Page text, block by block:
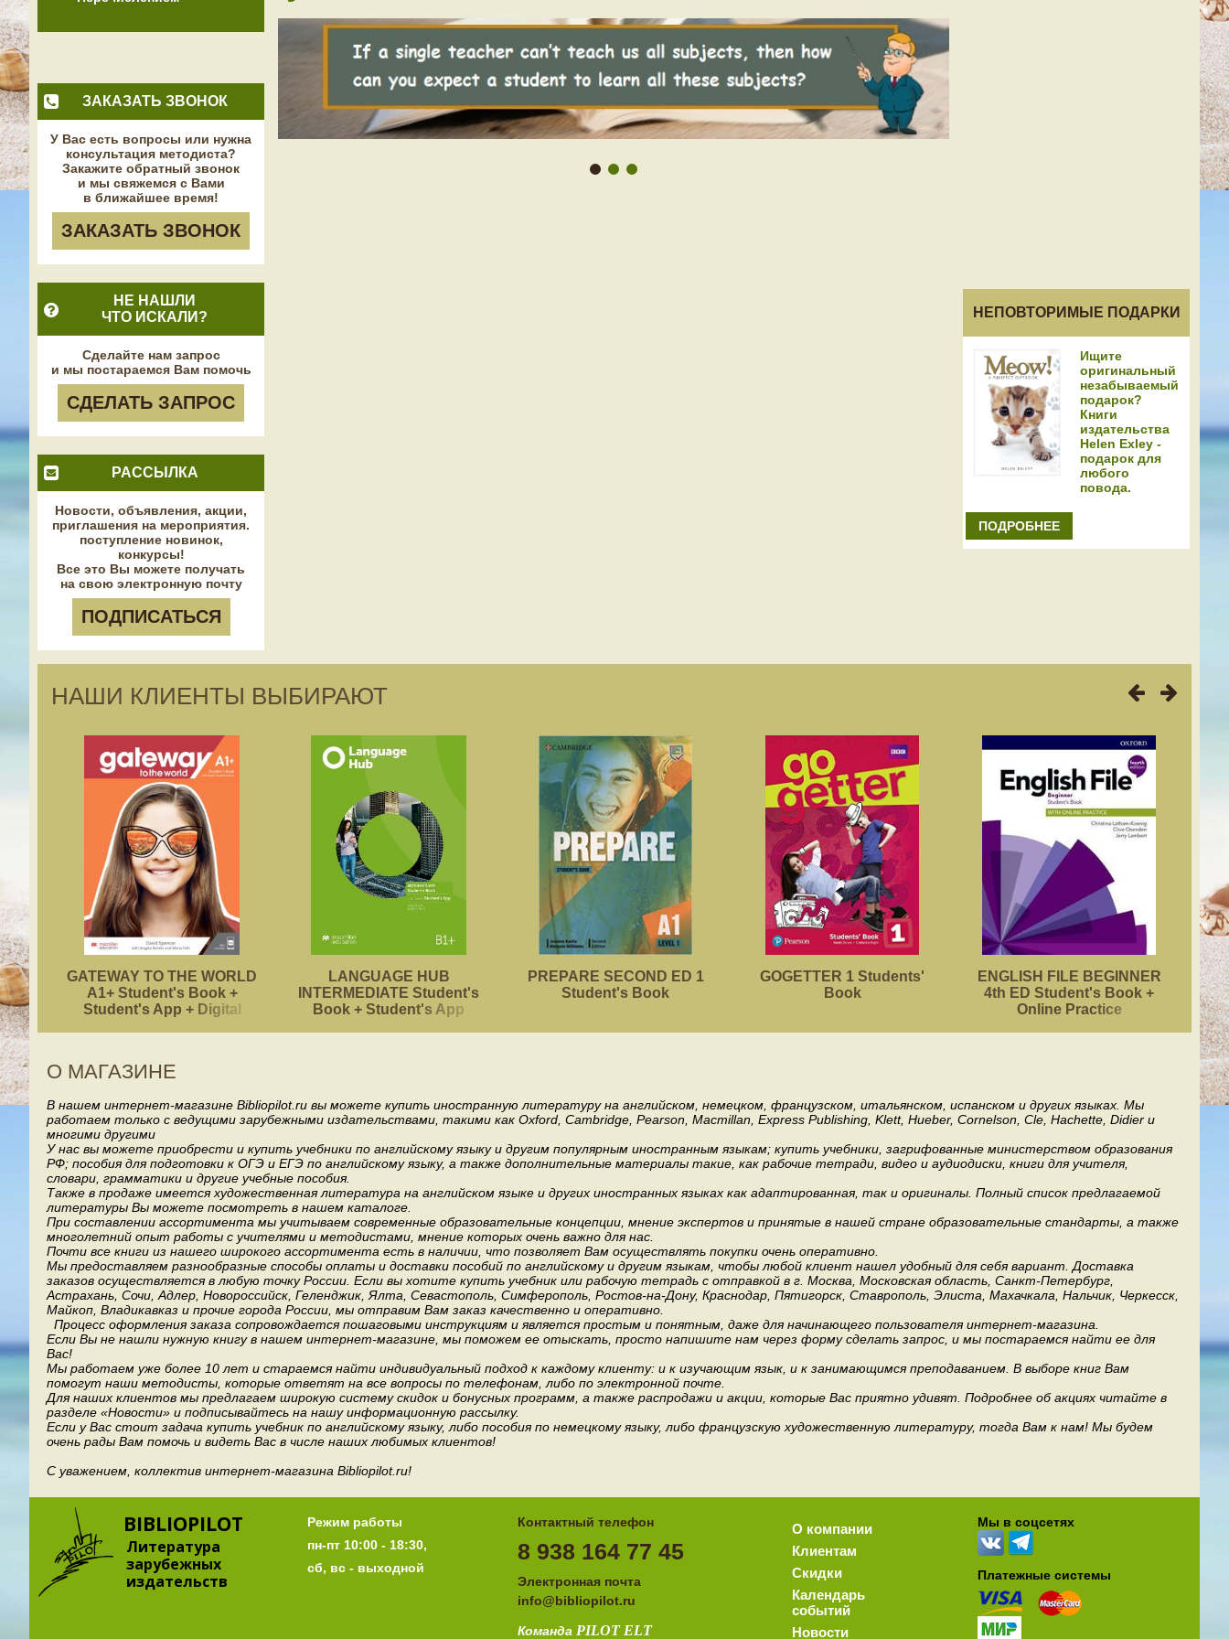
ЗАКАЗАТЬ ЗВОНОК
У Вас есть вопросы или нужна
консультация методиста?
Закажите обратный звонок
и мы свяжемся с Вами
в ближайшее время!
ЗАКАЗАТЬ ЗВОНОК
НЕ НАШЛИ
ЧТО ИСКАЛИ?
Сделайте нам запрос
и мы постараемся Вам помочь
СДЕЛАТЬ ЗАПРОС
РАССЫЛКА
Новости, объявления, акции,
приглашения на мероприятия.
поступление новинок,
конкурсы!
Все это Вы можете получать
на свою электронную почту
ПОДПИСАТЬСЯ
НЕПОВТОРИМЫЕ ПОДАРКИ
Ищите
оригинальный
незабываемый
подарок?
Книги
издательства
Helen Exley -
подарок для
любого
повода.
ПОДРОБНЕЕ
НАШИ КЛИЕНТЫ ВЫБИРАЮТ
GATEWAY TO THE WORLD
A1+ Student's Book +
Student's App + Digital
LANGUAGE HUB
INTERMEDIATE Student's
Book + Student's App
PREPARE SECOND ED 1
Student's Book
GOGETTER 1 Students'
Book
ENGLISH FILE BEGINNER
4th ED Student's Book +
Online Practice
О МАГАЗИНЕ
В нашем интернет-магазине Bibliopilot.ru вы можете купить иностранную литературу на английском, немецком, французском, итальянском, испанском и других языках. Мы
работаем только с ведущими зарубежными издательствами, такими как Oxford, Cambridge, Pearson, Macmillan, Express Publishing, Klett, Hueber, Cornelson, Cle, Hachette, Didier и
многими другими
У нас вы можете приобрести и купить учебники по английскому языку и другим популярным иностранным языкам; купить учебники, загрифованные министерством образования
РФ; пособия для подготовки к ОГЭ и ЕГЭ по английскому языку, а также дополнительные материалы такие, как рабочие тетради, видео и аудиодиски, книги для учителя,
словари, грамматики и другие учебные пособия.
Также в продаже имеется художественная литература на английском языке и других иностранных языках как адаптированная, так и оригиналы. Полный список предлагаемой
литературы Вы можете посмотреть в нашем каталоге.
При составлении ассортимента мы учитываем современные образовательные концепции, мнение экспертов и принятые в нашей стране образовательные стандарты, а также
многолетний опыт работы с учителями и методистами, мнение которых очень важно для нас.
Почти все книги из нашего широкого ассортимента есть в наличии, что позволяет Вам осуществлять покупки очень оперативно.
Мы предоставляем разнообразные способы оплаты и доставки пособий по английскому и другим языкам, чтобы любой клиент нашел удобный для себя вариант. Доставка
заказов осуществляется в любую точку России. Если вы хотите купить учебник или рабочую тетрадь с отправкой в г. Москва, Московская область, Санкт-Петербург,
Астрахань, Сочи, Адлер, Новороссийск, Геленджик, Ялта, Севастополь, Симферополь, Ростов-на-Дону, Краснодар, Пятигорск, Ставрополь, Элиста, Махачкала, Нальчик, Черкесск,
Майкоп, Владикавказ и прочие города России, мы отправим Вам заказ качественно и оперативно.
Процесс оформления заказа сопровождается пошаговыми инструкциям и является простым и понятным, даже для начинающего пользователя интернет-магазина.
Если Вы не нашли нужную книгу в нашем интернет-магазине, мы поможем ее отыскать, просто напишите нам через форму сделать запрос, и мы постараемся найти ее для
Вас!
Мы работаем уже более 10 лет и стараемся найти индивидуальный подход к каждому клиенту: и к изучающим язык, и к занимающимся преподаванием. В выборе книг Вам
помогут наши методисты, которые ответят на все вопросы по телефонам, либо по электронной почте.
Для наших клиентов мы предлагаем широкую систему скидок и бонусных программ, а также распродажи и акции, которые Вас приятно удивят. Подробнее об акциях читайте в
разделе «Новости» и подписывайтесь на нашу информационную рассылку.
Если у Вас стоит задача купить учебник по английскому языку, либо пособия по немецкому языку, либо французскую художественную литературу, тогда Вам к нам! Мы будем
очень рады Вам помочь и видеть Вас в числе наших любимых клиентов!
С уважением, коллектив интернет-магазина Bibliopilot.ru!
BIBLIOPILOT
Литература
зарубежных
издательств
Режим работы
пн-пт 10:00 - 18:30,
сб, вс - выходной
Контактный телефон
8 938 164 77 45
Электронная почта
info@bibliopilot.ru
Команда PILOT ELT
О компании
Клиентам
Скидки
Календарь
событий
Новости
Мы в соцсетях
Платежные системы